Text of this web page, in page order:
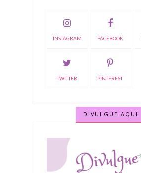
INSTAGRAM FACEBOOK
TWITTER PINTEREST
DIVULGUE AQUI